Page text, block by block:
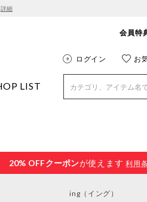
詳細
会員特
ログイン お
LIST
20% OFFクーポンが使えます 利用
ing （イング）